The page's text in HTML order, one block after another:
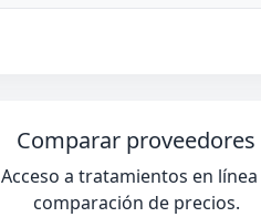
Comparar proveedores
Acceso a tratamientos en línea
comparación de precios.